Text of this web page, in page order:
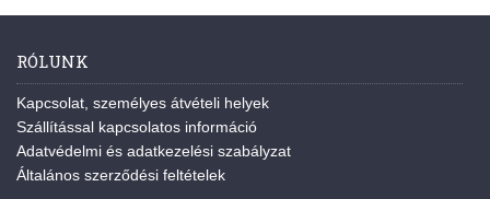
RÓLUNK
Kapcsolat, személyes átvételi helyek
Szállítással kapcsolatos információ
Adatvédelmi és adatkezelési szabályzat
Általános szerződési feltételek